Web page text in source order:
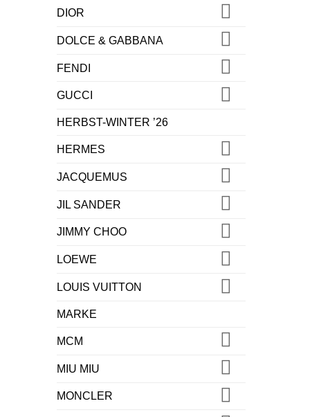
DIOR
DOLCE & GABBANA
FENDI
GUCCI
HERBST-WINTER ’26
HERMES
JACQUEMUS
JIL SANDER
JIMMY CHOO
LOEWE
LOUIS VUITTON
MARKE
MCM
MIU MIU
MONCLER